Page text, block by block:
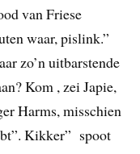
van Friese
waar, pislink.”
zo’n uitbarstende
Kom , zei Japie,
Harms, misschien
Kikker” spoot